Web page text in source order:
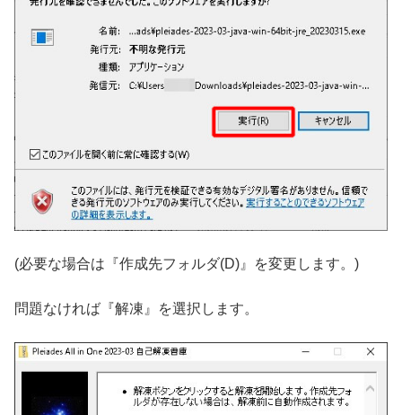
(必要な場合は『作成先フォルダ(D)』を変更します。)
問題なければ『解凍』を選択します。